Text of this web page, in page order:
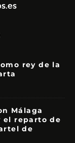
rey de la
Málaga
el reparto de
de